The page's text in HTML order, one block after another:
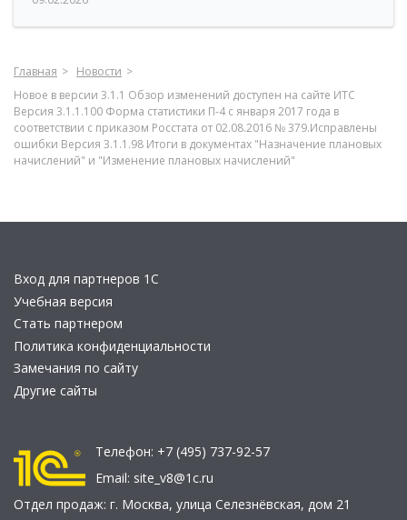
Главная
Новости
Новое в версии 3.1.1 Обзор изменений доступен на сайте ИТС
Версия 3.1.1.100 Форма статистики П-4 c января 2017 года в
соответствии с приказом Росстата от 02.08.2016 № 379.Исправлены
ошибки Версия 3.1.1.98 Итоги в документах "Назначение плановых
начислений" и "Изменение плановых начислений"
Вход для партнеров 1С
Учебная версия
Стать партнером
Политика конфиденциальности
Замечания по сайту
Другие сайты
Телефон: +7 (495) 737-92-57
Email: site_v8@1c.ru
Отдел продаж: г. Москва, улица Селезнёвская, дом 21